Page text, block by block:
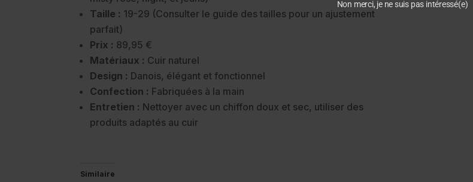
Taille : 19-29 (Consulter le guide des tailles pour un ajustement
parfait)
Prix : 89,95 €
Matériaux : Cuir naturel
Design : Danois, élégant et fonctionnel
Confection : Fabriquées à la main
Entretien : Nettoyer avec un chiffon doux et sec, utiliser des
produits adaptés au cuir
Similaire
Non merci, je ne suis pas intéressé(e)